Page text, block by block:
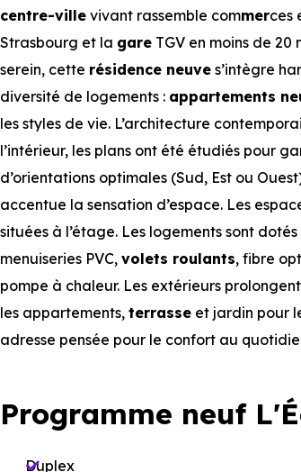
centre-ville vivant rassemble commerces
Strasbourg et la gare TGV en moins de
serein, cette résidence neuve s’intègre
diversité de logements : appartements
les styles de vie. L’architecture
l’intérieur, les plans ont été étudiés pour
d’orientations optimales (Sud, Est ou
accentue la sensation d’espace. Les
situées à l’étage. Les logements sont
menuiseries PVC, volets roulants, fibre
pompe à chaleur. Les extérieurs
les appartements, terrasse et jardin pour
adresse pensée pour le confort au
Programme neuf
Duplex